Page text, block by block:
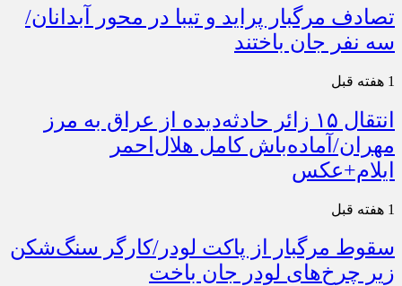
تصادف مرگبار پراید و تیبا در محور آبدانان/
سه نفر جان باختند
1 هفته قبل
انتقال ۱۵ زائر حادثه‌دیده از عراق به مرز
مهران/آماده‌باش کامل هلال‌احمر
ایلام+عکس
1 هفته قبل
سقوط مرگبار از پاکت لودر/کارگر سنگ‌شکن
زیر چرخ‌های لودر جان باخت